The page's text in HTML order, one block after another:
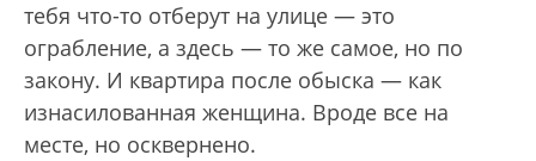
тебя что-то отберут на улице — это
ограбление, а здесь — то же самое, но по
закону. И квартира после обыска — как
изнасилованная женщина. Вроде все на
месте, но осквернено.